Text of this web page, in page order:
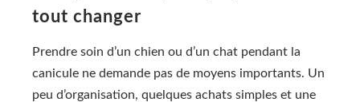
tout changer
Prendre soin d’un chien ou d’un chat pendant la
canicule ne demande pas de moyens importants. Un
peu d’organisation, quelques achats simples et une